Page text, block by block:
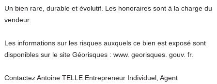
Un bien rare, durable et évolutif. Les honoraires sont à la charge du
vendeur.
Les informations sur les risques auxquels ce bien est exposé sont
disponibles sur le site Géorisques : www. georisques. gouv. fr.
Contactez Antoine TELLE Entrepreneur Individuel, Agent